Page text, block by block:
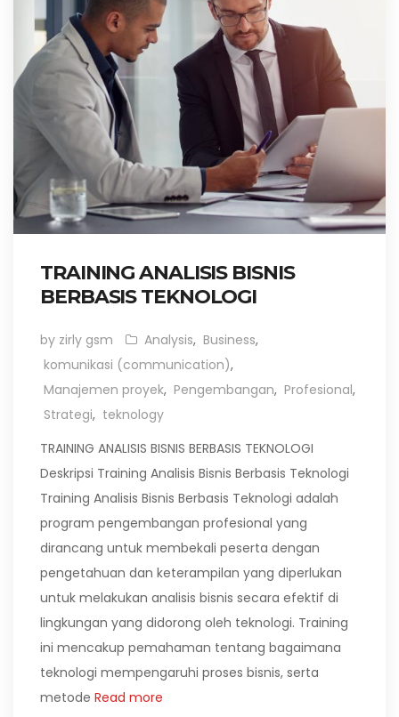
TRAINING ANALISIS BISNIS
BERBASIS TEKNOLOGI
by zirly gsm Analysis, Business,
komunikasi (communication),
Manajemen proyek, Pengembangan, Profesional,
Strategi, teknology
TRAINING ANALISIS BISNIS BERBASIS TEKNOLOGI
Deskripsi Training Analisis Bisnis Berbasis Teknologi
Training Analisis Bisnis Berbasis Teknologi adalah
program pengembangan profesional yang
dirancang untuk membekali peserta dengan
pengetahuan dan keterampilan yang diperlukan
untuk melakukan analisis bisnis secara efektif di
lingkungan yang didorong oleh teknologi. Training
ini mencakup pemahaman tentang bagaimana
teknologi mempengaruhi proses bisnis, serta
metode Read more